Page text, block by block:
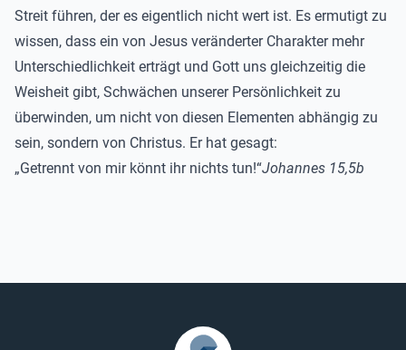
Streit führen, der es eigentlich nicht wert ist. Es ermutigt zu
wissen, dass ein von Jesus veränderter Charakter mehr
Unterschiedlichkeit erträgt und Gott uns gleichzeitig die
Weisheit gibt, Schwächen unserer Persönlichkeit zu
überwinden, um nicht von diesen Elementen abhängig zu
sein, sondern von Christus. Er hat gesagt:
„Getrennt von mir könnt ihr nichts tun!“Johannes 15,5b